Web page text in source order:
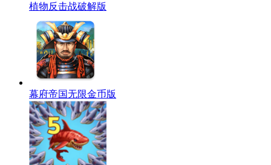
植物反击战破解版
幕府帝国无限金币版